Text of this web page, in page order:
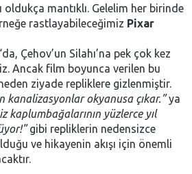
oldukça mantıklı. Gelelim her birinde
rastlayabileceğimiz Pixar
‘da, Çehov’un Silahı’na pek çok kez
Ancak film boyunca verilen bu
ziyade repliklere gizlenmiştir.
kanalizasyonlar okyanusa çıkar.”ya
kaplumbağalarının yüzlerce yıl
gibi repliklerin nedensizce
ve hikayenin akışı için önemli